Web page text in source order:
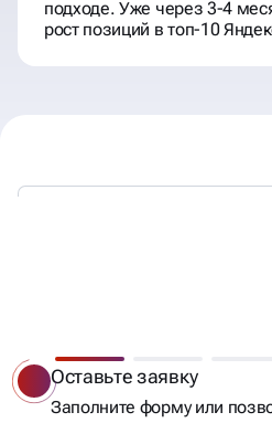
подходе. Уже через 3-4
рост позиций в топ-10
Оставьте заявку
Заполните форму или